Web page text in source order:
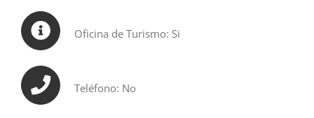
Oficina de Turismo: Si
Teléfono: No